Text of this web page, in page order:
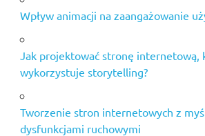
Wpływ animacji na zaangażowanie
Jak projektować stronę
wykorzystuje storytelling?
Tworzenie stron internetowych z
dysfunkcjami ruchowymi